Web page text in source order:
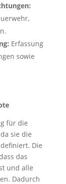
Erfassung
sowie
für die
sie die
Die
das
und alle
Dadurch